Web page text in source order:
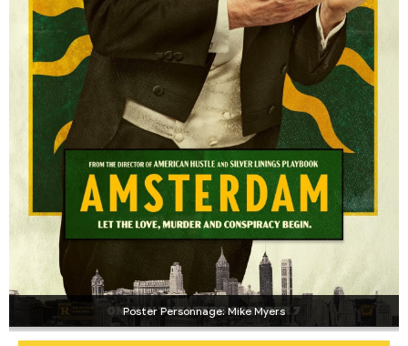
Poster Personnage: Mike Myers